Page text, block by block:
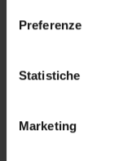
raccogliere
geografica,
Identificare
Preferenze
Statistiche
Marketing